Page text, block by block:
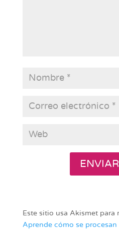
Este sitio usa Akismet para
Aprende cómo se